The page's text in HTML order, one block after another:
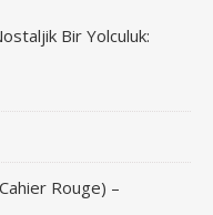
Bir Yolculuk:
Rouge) –